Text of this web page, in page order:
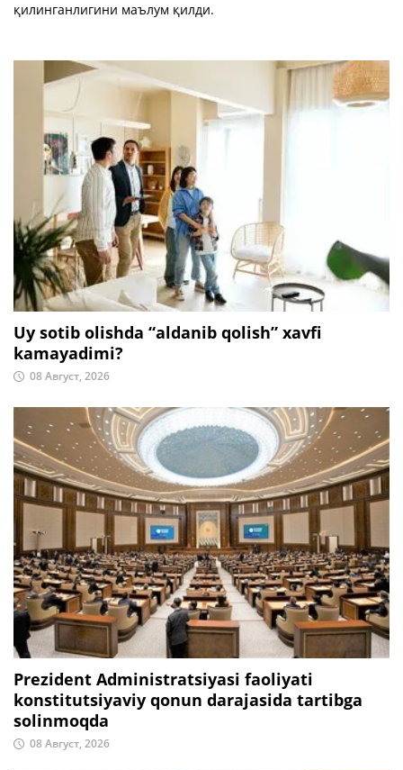
қилинганлигини маълум қилди.
Uy sotib olishda “aldanib qolish” xavfi
kamayadimi?
08 Август, 2026
Prezident Administratsiyasi faoliyati
konstitutsiyaviy qonun darajasida tartibga
solinmoqda
08 Август, 2026